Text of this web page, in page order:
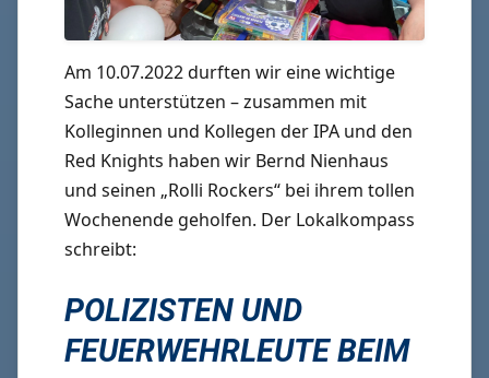
Am 10.07.2022 durften wir eine wichtige
Sache unterstützen – zusammen mit
Kolleginnen und Kollegen der IPA und den
Red Knights haben wir Bernd Nienhaus
und seinen „Rolli Rockers“ bei ihrem tollen
Wochenende geholfen. Der Lokalkompass
schreibt:
POLIZISTEN UND
FEUERWEHRLEUTE BEIM